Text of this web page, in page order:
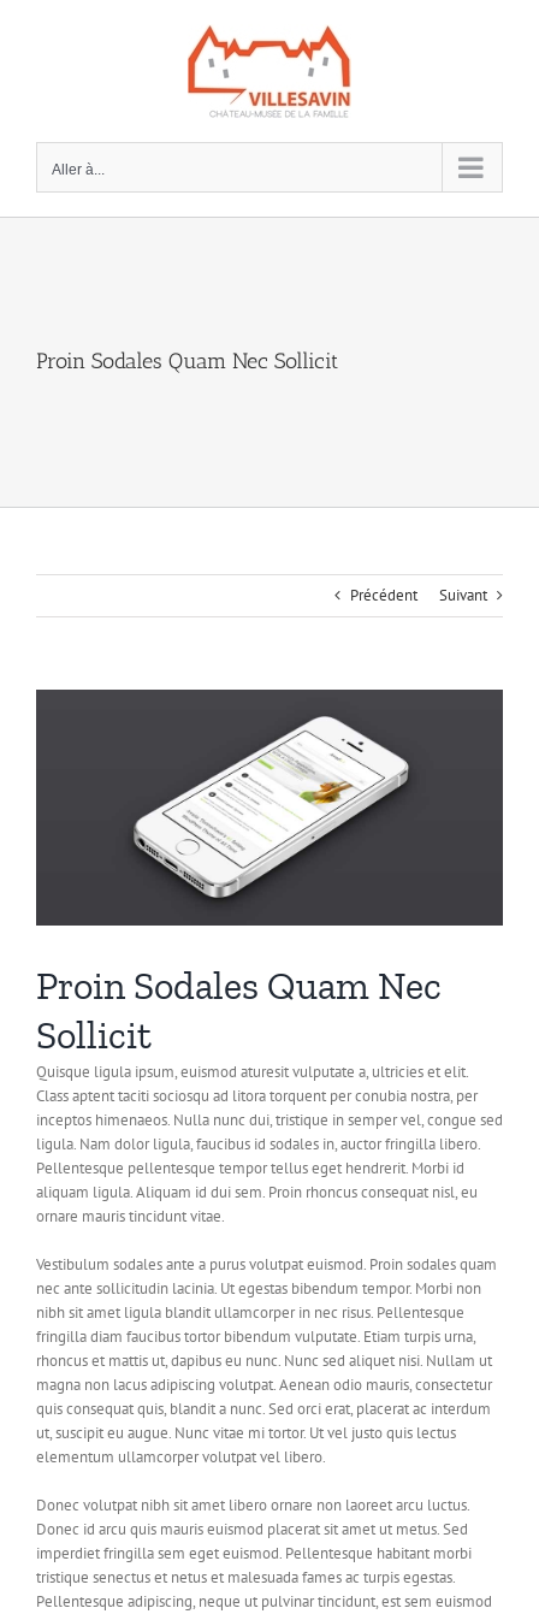
Aller à...
Proin Sodales Quam Nec Sollicit
Précédent Suivant
Proin Sodales Quam Nec
Sollicit
Quisque ligula ipsum, euismod aturesit vulputate a, ultricies et elit.
Class aptent taciti sociosqu ad litora torquent per conubia nostra, per
inceptos himenaeos. Nulla nunc dui, tristique in semper vel, congue sed
ligula. Nam dolor ligula, faucibus id sodales in, auctor fringilla libero.
Pellentesque pellentesque tempor tellus eget hendrerit. Morbi id
aliquam ligula. Aliquam id dui sem. Proin rhoncus consequat nisl, eu
ornare mauris tincidunt vitae.
Vestibulum sodales ante a purus volutpat euismod. Proin sodales quam
nec ante sollicitudin lacinia. Ut egestas bibendum tempor. Morbi non
nibh sit amet ligula blandit ullamcorper in nec risus. Pellentesque
fringilla diam faucibus tortor bibendum vulputate. Etiam turpis urna,
rhoncus et mattis ut, dapibus eu nunc. Nunc sed aliquet nisi. Nullam ut
magna non lacus adipiscing volutpat. Aenean odio mauris, consectetur
quis consequat quis, blandit a nunc. Sed orci erat, placerat ac interdum
ut, suscipit eu augue. Nunc vitae mi tortor. Ut vel justo quis lectus
elementum ullamcorper volutpat vel libero.
Donec volutpat nibh sit amet libero ornare non laoreet arcu luctus.
Donec id arcu quis mauris euismod placerat sit amet ut metus. Sed
imperdiet fringilla sem eget euismod. Pellentesque habitant morbi
tristique senectus et netus et malesuada fames ac turpis egestas.
Pellentesque adipiscing, neque ut pulvinar tincidunt, est sem euismod